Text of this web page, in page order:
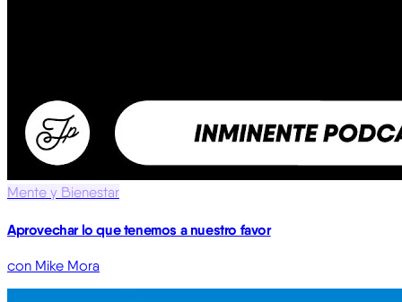
Mente y Bienestar
Aprovechar lo que tenemos a nuestro favor
con Mike Mora